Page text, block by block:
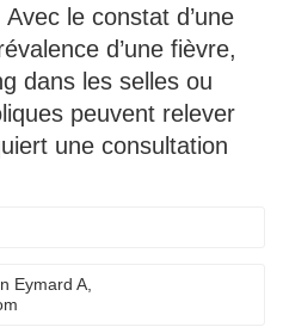
le constat d’une
d’une fièvre,
dans les selles ou
peuvent relever
une consultation
Eymard A